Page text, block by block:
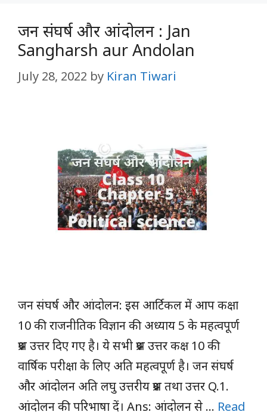
जन संघर्ष और आंदोलन : Jan
Sangharsh aur Andolan
July 28, 2022 by Kiran Tiwari
जन संघर्ष और आंदोलन: इस आर्टिकल में आप कक्षा
10 की राजनीतिक विज्ञान की अध्याय 5 के महत्वपूर्ण
प्रश्न उत्तर दिए गए है। ये सभी प्रश्न उत्तर कक्ष 10 की
वार्षिक परीक्षा के लिए अति महत्वपूर्ण है। जन संघर्ष
और आंदोलन अति लघु उत्तरीय प्रश्न तथा उत्तर Q.1.
आंदोलन की परिभाषा दें। Ans: आंदोलन से … Read